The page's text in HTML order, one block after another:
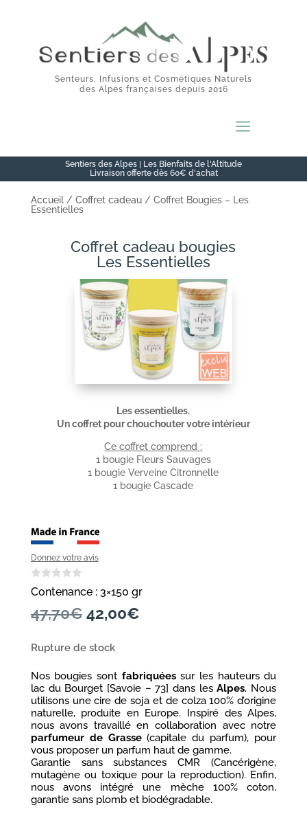
Senteurs, Infusions et Cosmétiques Naturels
des Alpes françaises depuis 2016
a
Sentiers des Alpes | Les Bienfaits de l'Altitude
Livraison offerte dès 60€ d'achat
Accueil/ Coffret cadeau/ Coffret Bougies – Les
Essentielles
Coffret cadeau bougies
Les Essentielles
Les essentielles.
Un coffret pour chouchouter votre intérieur
Ce coffret comprend :
1 bougie Fleurs Sauvages
1 bougie Verveine Citronnelle
1 bougie Cascade
Donnez votre avis
Contenance : 3×150 gr
47,70€ Le
initial
47,70€.
42,00€Le
42,00€.
Rupture de stock
Nos bougies sont fabriquéessur les hauteurs du
lac du Bourget [Savoie – 73] dans lesAlpes. Nous
utilisons une cire de soja et de colza 100% d’origine
naturelle, produite en Europe. Inspiré des Alpes,
nous avons travaillé en collaboration avec notre
parfumeur de Grasse(capitale du parfum), pour
vous proposer un parfum haut de gamme.
Garantie sans substances CMR (Cancérigène,
mutagène ou toxique pour la reproduction). Enfin,
nous avons intégré une mèche 100% coton,
garantie sans plomb et biodégradable.